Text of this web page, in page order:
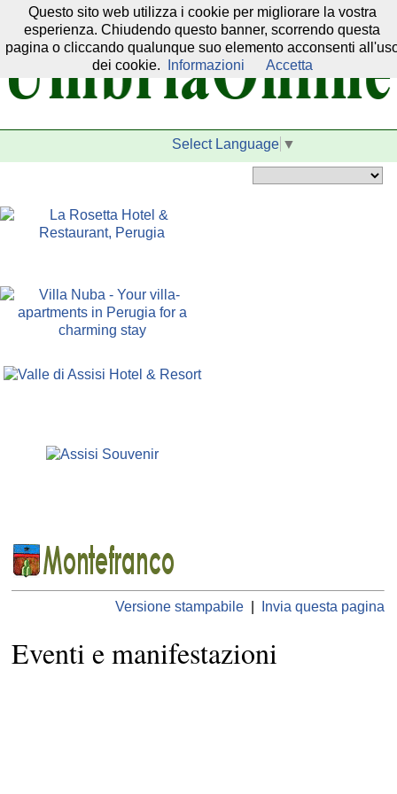
Il nostro network:
Select Language ▼
Versione stampabile Invia questa pagina
Eventi e manifestazioni
Questo sito web utilizza i cookie per migliorare la vostra
esperienza. Chiudendo questo banner, scorrendo questa
pagina o cliccando qualunque suo elemento acconsenti
dei cookie.
Informazioni Accetta